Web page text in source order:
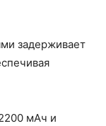
задерживает
мАч и